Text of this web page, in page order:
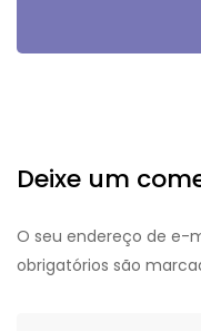
Deixe um
O seu endereço de e-
obrigatórios são